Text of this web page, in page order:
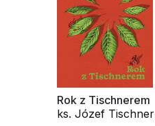
Rok z Tischnerem
ks. Józef Tischner